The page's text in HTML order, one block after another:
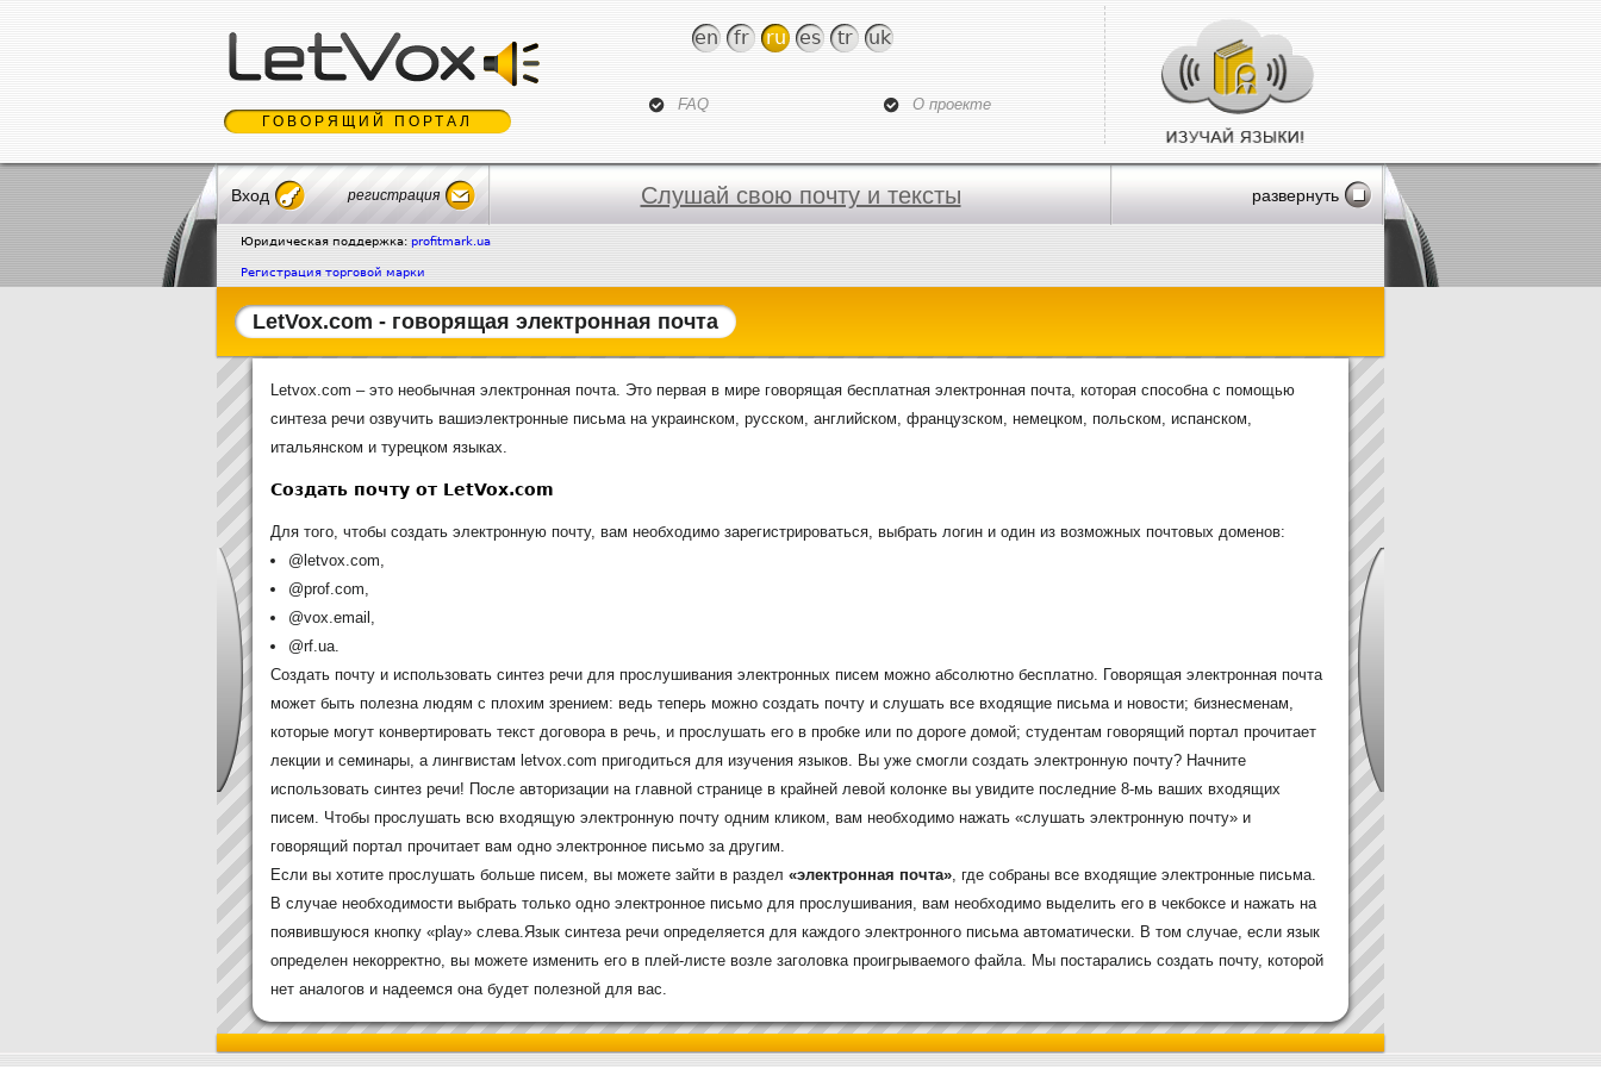
ГОВОРЯЩИЙ ПОРТАЛ
en fr ru es tr uk
FAQ О проекте
Вход регистрация Слушай свою почту и тексты развернуть
Юридическая поддержка: profitmark.ua
Регистрация торговой марки
LetVox.com - говорящая электронная почта
Letvox.com – это необычная электронная почта. Это первая в мире говорящая бесплатная электронная почта, которая способна с помощью
синтеза речи озвучить вашиэлектронные письма на украинском, русском, английском, французском, немецком, польском, испанском,
итальянском и турецком языках.
Создать почту от LetVox.com
Для того, чтобы создать электронную почту, вам необходимо зарегистрироваться, выбрать логин и один из возможных почтовых доменов:
@letvox.com,
@prof.com,
@vox.email,
@rf.ua.
Cоздать почту и использовать синтез речи для прослушивания электронных писем можно абсолютно бесплатно. Говорящая электронная почта
может быть полезна людям с плохим зрением: ведь теперь можно создать почту и слушать все входящие письма и новости; бизнесменам,
которые могут конвертировать текст договора в речь, и прослушать его в пробке или по дороге домой; студентам говорящий портал прочитает
лекции и семинары, а лингвистам letvox.com пригодиться для изучения языков. Вы уже смогли создать электронную почту? Начните
использовать синтез речи! После авторизации на главной странице в крайней левой колонке вы увидите последние 8-мь ваших входящих
писем. Чтобы прослушать всю входящую электронную почту одним кликом, вам необходимо нажать «слушать электронную почту» и
говорящий портал прочитает вам одно электронное письмо за другим.
Если вы хотите прослушать больше писем, вы можете зайти в раздел «электронная почта» , где собраны все входящие электронные письма.
В случае необходимости выбрать только одно электронное письмо для прослушивания, вам необходимо выделить его в чекбоксе и нажать на
появившуюся кнопку «play» слева.Язык синтеза речи определяется для каждого электронного письма автоматически. В том случае, если язык
определен некорректно, вы можете изменить его в плей-листе возле заголовка проигрываемого файла. Мы постарались создать почту, которой
нет аналогов и надеемся она будет полезной для вас.